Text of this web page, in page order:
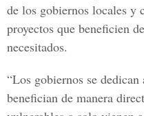
de los gobiernos locales y
proyectos que beneficien
necesitados.
“Los gobiernos se
benefician de manera